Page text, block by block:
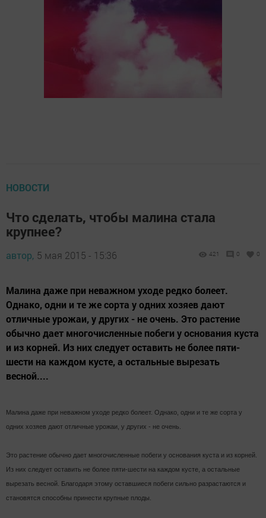
НОВОСТИ
Что сделать, чтобы малина стала
крупнее?
автор, 5 мая 2015 - 15:36 421 0 0
Малина даже при неважном уходе редко болеет.
Однако, одни и те же сорта у одних хозяев дают
отличные урожаи, у других - не очень. Это растение
обычно дает многочисленные побеги у основания куста
и из корней. Из них следует оставить не более пяти-
шести на каждом кусте, а остальные вырезать
весной....
Малина даже при неважном уходе редко болеет. Однако, одни и те же сорта у
одних хозяев дают отличные урожаи, у других - не очень.
Это растение обычно дает многочисленные побеги у основания куста и из корней.
Из них следует оставить не более пяти-шести на каждом кусте, а остальные
вырезать весной. Благодаря этому оставшиеся побеги сильно разрастаются и
становятся способны принести крупные плоды.